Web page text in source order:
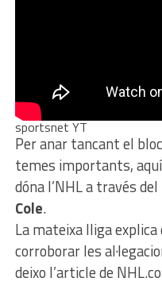
sportsnet YT
Per anar tancant el
temes importants,
dóna l’NHL a través
Cole.
La mateixa lliga
corroborar les
deixo l’article de